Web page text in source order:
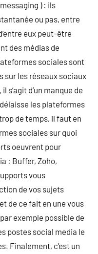
) : ils
ou pas, entre
eux peut-être
des médias de
sociales sont
sur les réseaux sociaux
s’agit d’un manque de
les plateformes
de temps, il faut en
sociales sur quoi
oeuvrent pour
: Buffer, Zoho,
vous
de vos sujets
de ce fait en une vous
exemple possible de
postes social media le
Finalement, c’est un